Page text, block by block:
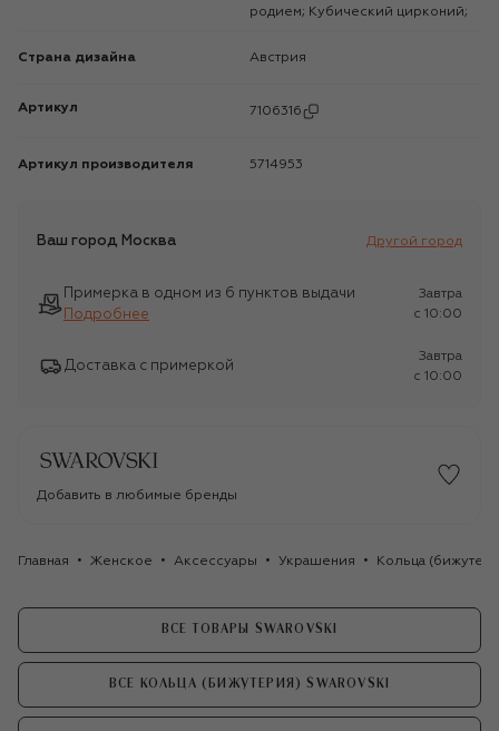
родием; Кубический цирконий;
Страна дизайна Австрия
Артикул 7106316
Артикул производителя 5714953
Ваш город Москва Другой город
Примерка в одном из 6 пунктов выдачи
Подробнее
Завтра
c 10:00
Доставка с примеркой
Завтра
c 10:00
Добавить в любимые бренды
Главная Женское Аксессуары Украшения Кольца
ВСЕ ТОВАРЫ SWAROVSKI
ВСЕ КОЛЬЦА (БИЖУТЕРИЯ) SWAROVSKI